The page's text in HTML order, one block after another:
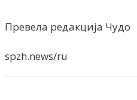
Превела редакција Чудо
spzh.news/ru